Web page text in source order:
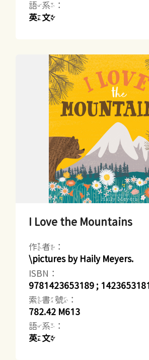
語系：
英文
I Love the Mountains
作者：
\pictures by Haily Meyers.
ISBN：
9781423653189 ; 1423653181
索書號：
782.42 M613
語系：
英文